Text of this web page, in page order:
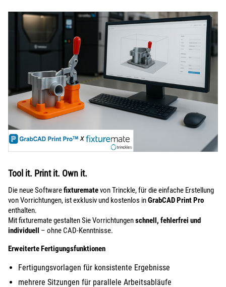
Tool it. Print it. Own it.
Die neue Softwarefixturematevon Trinckle, für die einfache Erstellung
von Vorrichtungen, ist exklusiv und kostenlos inGrabCAD Print Pro
enthalten.
Mit fixturemate gestalten Sie Vorrichtungenschnell, fehlerfrei und
individuell – ohne CAD-Kenntnisse.
Erweiterte Fertigungsfunktionen
Fertigungsvorlagen für konsistente Ergebnisse
mehrere Sitzungen für parallele Arbeitsabläufe